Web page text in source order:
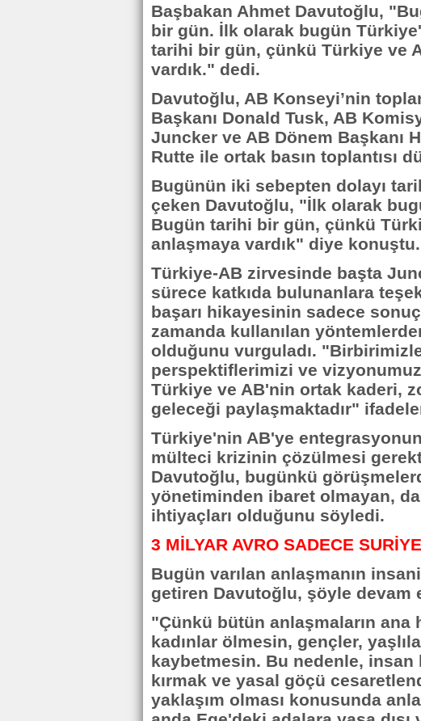
Başbakan Ahmet Davutoğlu,
bir gün. İlk olarak bugün
tarihi bir gün, çünkü Türkiye ve
vardık." dedi.
Davutoğlu, AB Konseyi’nin
Başkanı Donald Tusk, AB
Juncker ve AB Dönem Başkanı
Rutte ile ortak basın toplantısı
Bugünün iki sebepten dolayı
çeken Davutoğlu, "İlk olarak
Bugün tarihi bir gün, çünkü
anlaşmaya vardık" diye konuştu.
Türkiye-AB zirvesinde başta
sürece katkıda bulunanlara
başarı hikayesinin sadece
zamanda kullanılan
olduğunu vurguladı.
perspektiflerimizi ve
Türkiye ve AB'nin ortak kaderi,
geleceği paylaşmaktadır"
Türkiye'nin AB'ye
mülteci krizinin çözülmesi
Davutoğlu, bugünkü
yönetiminden ibaret olmayan,
ihtiyaçları olduğunu söyledi.
3 MİLYAR AVRO SADECE
Bugün varılan anlaşmanın
getiren Davutoğlu, şöyle devam
"Çünkü bütün anlaşmaların
kadınlar ölmesin, gençler,
kaybetmesin. Bu nedenle, insan
kırmak ve yasal göçü
yaklaşım olması konusunda